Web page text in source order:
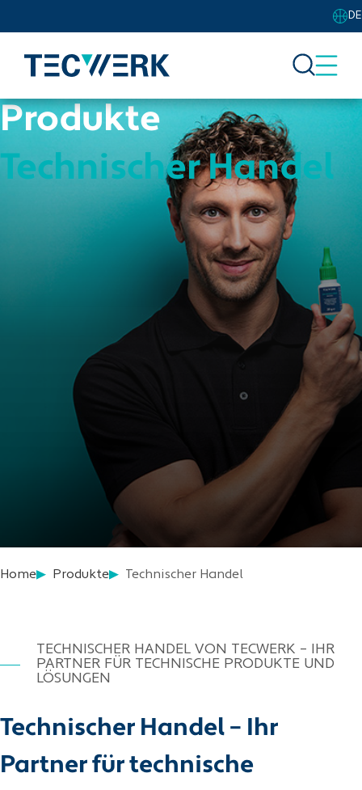
DE
Produkte
Technischer Handel
Home Produkte Technischer Handel
Technischer Handel – Ihr
Partner für technische
TECHNISCHER HANDEL VON TECWERK – IHR
PARTNER FÜR TECHNISCHE PRODUKTE UND
LÖSUNGEN